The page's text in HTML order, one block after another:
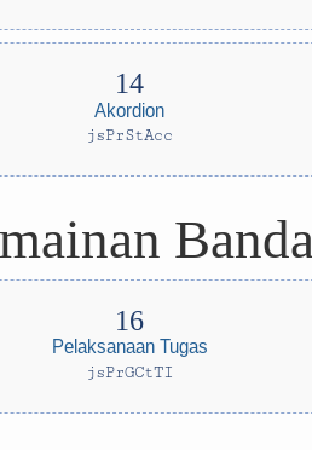
Akordion
jsPrStAcc
Pelaksanaan Tugas
jsPrGCtTI